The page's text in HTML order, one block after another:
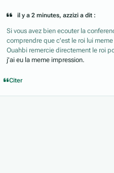
il y a 2 minutes, azzizi a dit :
Si vous avez bien ecouter la
comprendre que c'est le roi lui
Ouahbi remercie directement le roi
j'ai eu la meme impression.
Citer